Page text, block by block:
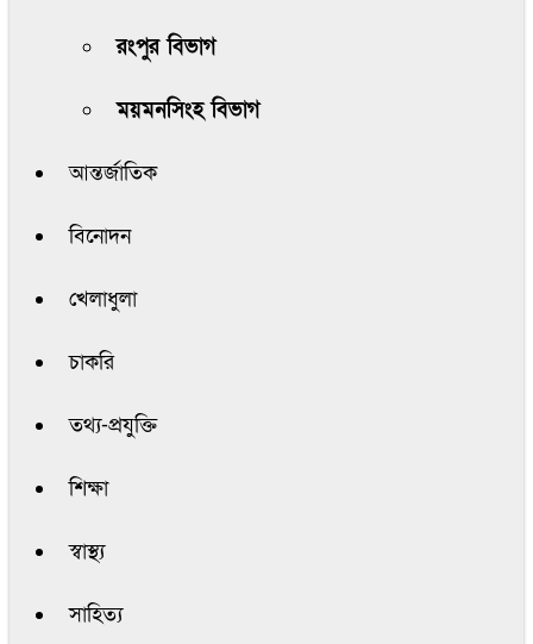
রংপুর বিভাগ
ময়মনসিংহ বিভাগ
আন্তর্জাতিক
বিনোদন
খেলাধুলা
চাকরি
তথ্য-প্রযুক্তি
শিক্ষা
স্বাস্থ্য
সাহিত্য